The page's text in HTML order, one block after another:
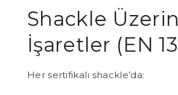
Shackle
İşaretler (EN
Her sertifikalı shackle’da: